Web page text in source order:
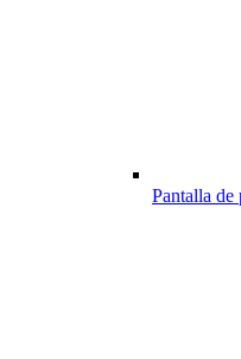
Pantalla de